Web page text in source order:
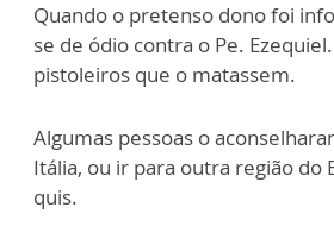
Quando o pretenso donofoi
se de ódio contra o Pe. Ezequiel
pistoleiros que o matassem.
Algumas pessoas o aconselha
Itália, ou ir para outra região do
quis.